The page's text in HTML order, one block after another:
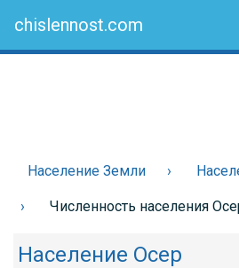
chislennost.com
Население Земли
Численность населения
Население Осер